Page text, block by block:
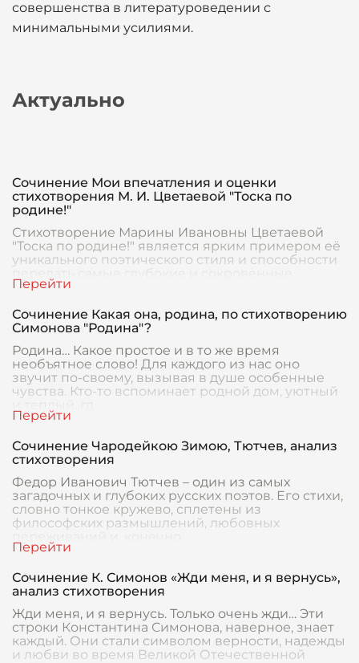
совершенства в литературоведении с
минимальными усилиями.
Актуально
Сочинение Мои впечатления и оценки
стихотворения М. И. Цветаевой "Тоска по
родине!"
Стихотворение Марины Ивановны Цветаевой
"Тоска по родине!" является ярким примером её
уникального поэтического стиля и способности
передать самые глубокие и сокровенные
чувства чел
Сочинение Какая она, родина, по стихотворению
Симонова "Родина"?
Родина… Какое простое и в то же время
необъятное слово! Для каждого из нас оно
звучит по-своему, вызывая в душе особенные
чувства. Кто-то вспоминает родной дом, уютный
Сочинение Чародейкою Зимою, Тютчев, анализ
стихотворения
Федор Иванович Тютчев – один из самых
загадочных и глубоких русских поэтов. Его стихи,
словно тонкое кружево, сплетены из
философских размышлений, любовных
Сочинение К. Симонов «Жди меня, и я вернусь»,
анализ стихотворения
Жди меня, и я вернусь. Только очень жди… Эти
строки Константина Симонова, наверное, знает
каждый. Они стали символом верности, надежды
и любви во время Великой Отечественной